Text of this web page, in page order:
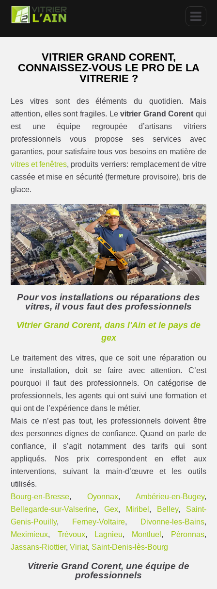
VITRIER GRAND CORENT,
CONNAISSEZ-VOUS LE PRO DE LA
VITRERIE ?
Les vitres sont des éléments du quotidien. Mais
attention, elles sont fragiles. Levitrier Grand Corent qui
est une équipe regroupée d’artisans vitriers
professionnels vous propose ses services avec
garanties, pour satisfaire tous vos besoins en matière de
vitres et fenêtres, produits verriers: remplacement de vitre
cassée et mise en sécurité (fermeture provisoire), bris de
glace.
Pour vos installations ou réparations des
vitres, il vous faut des professionnels
Vitrier Grand Corent, dans l'Ain et le pays de
gex
Le traitement des vitres, que ce soit une réparation ou
une installation, doit se faire avec attention. C’est
pourquoi il faut des professionnels. On catégorise de
professionnels, les agents qui ont suivi une formation et
qui ont de l’expérience dans le métier.
Mais ce n’est pas tout, les professionnels doivent être
des personnes dignes de confiance. Quand on parle de
confiance, il s’agit notamment des tarifs qui sont
appliqués. Nos prix correspondent en effet aux
interventions, suivant la main-d’œuvre et les outils
utilisés.
Bourg-en-Bresse, Oyonnax, Ambérieu-en-Bugey,
Bellegarde-sur-Valserine,Gex, Miribel , Belley, Saint-
Genis-Pouilly, Ferney-Voltaire, Divonne-les-Bains,
Meximieux, Trévoux, Lagnieu, Montluel , Péronnas,
Jassans-Riottier,Viriat, Saint-Denis-lès-Bourg
Vitrerie Grand Corent, une équipe de
professionnels